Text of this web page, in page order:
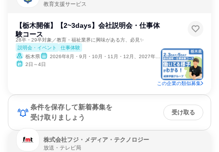
教育支援サービス
【栃木開催】【2~3days】会社説明会・仕事体
験コース
28卒・29卒対象／教育・福祉業界に興味がある方、必見✨
説明会・イベント
仕事体験
栃木県
2026年8月・9月・10月・11月・12月、2027年1月
2日～4日
この企業の類似募集
条件を保存して新着募集を
受け取りましょう
受け取る
株式会社フジ・メディア・テクノロジー
放送・テレビ局